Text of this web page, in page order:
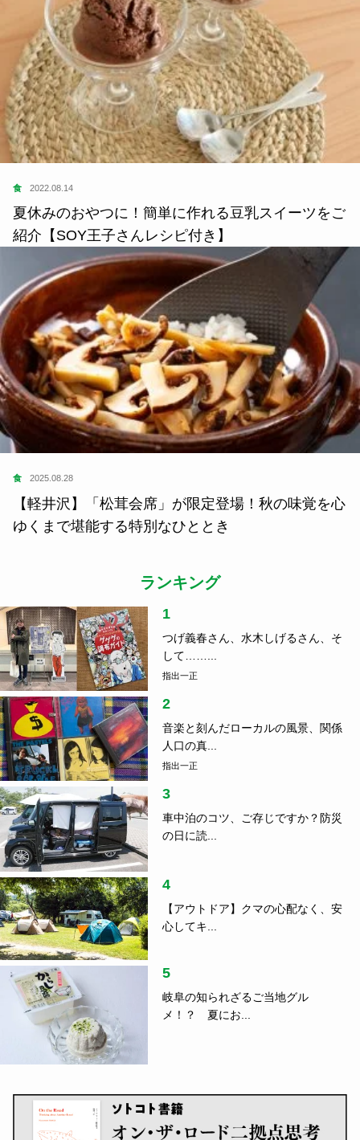
食 2022.08.14
夏休みのおやつに！簡単に作れる豆乳スイーツをご
紹介【SOY王子さんレシピ付き】
食 2025.08.28
【軽井沢】「松茸会席」が限定登場！秋の味覚を心
ゆくまで堪能する特別なひととき
ランキング
1
つげ義春さん、水木しげるさん、そ
して……...
指出一正
2
音楽と刻んだローカルの風景、関係
人口の真...
指出一正
3
車中泊のコツ、ご存じですか？防災
の日に読...
4
【アウトドア】クマの心配なく、安
心してキ...
5
岐阜の知られざるご当地グル
メ！？ 夏にお...